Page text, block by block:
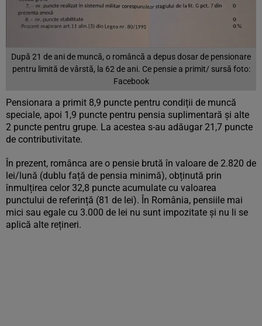
După 21 de ani de muncă, o româncă a depus dosar de pensionare
pentru limită de vârstă, la 62 de ani. Ce pensie a primit/ sursă foto:
Facebook
Pensionara a primit 8,9 puncte pentru condiții de muncă
speciale, apoi 1,9 puncte pentru pensia suplimentară și alte
2 puncte pentru grupe. La acestea s-au adăugar 21,7 puncte
de contributivitate.
În prezent, românca are o pensie brută în valoare de 2.820 de
lei/lună (dublu față de pensia minimă), obținută prin
înmulțirea celor 32,8 puncte acumulate cu valoarea
punctului de referință (81 de lei). În România, pensiile mai
mici sau egale cu 3.000 de lei nu sunt impozitate și nu li se
aplică alte rețineri.